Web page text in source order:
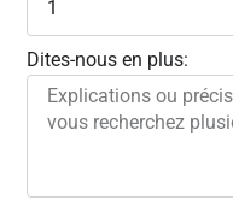
Dites-nous en plus: